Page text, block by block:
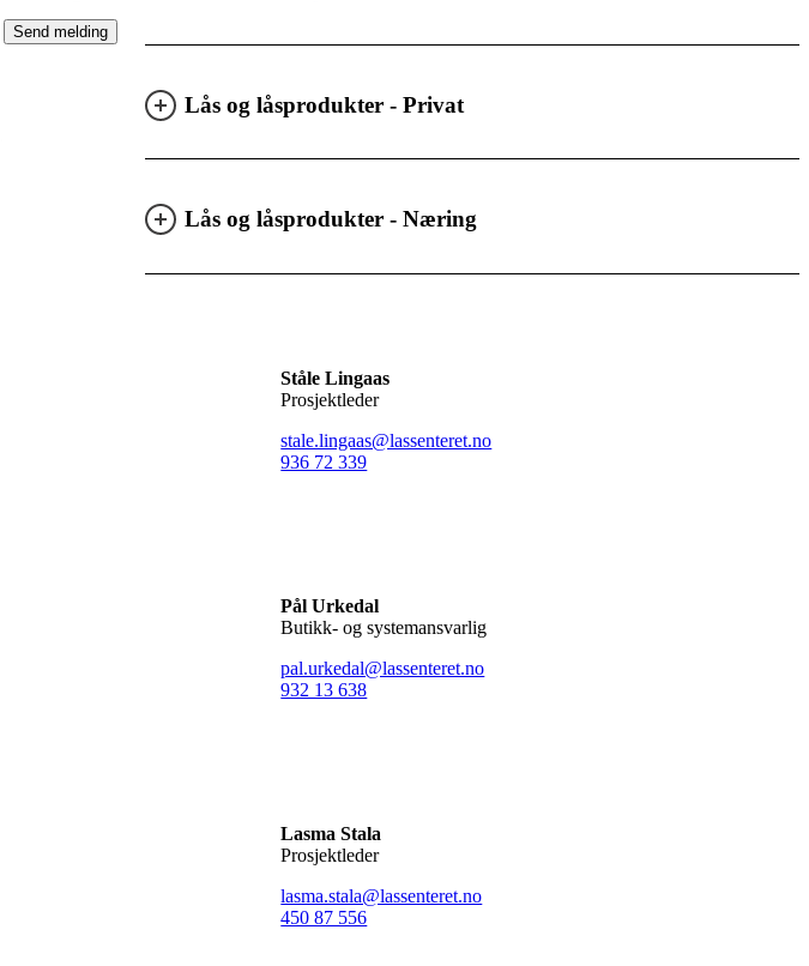
Lås og låsprodukter - Privat
Lås og låsprodukter - Næring
Ståle Lingaas
Prosjektleder
stale.lingaas@lassenteret.no
936 72 339
Pål Urkedal
Butikk- og systemansvarlig
pal.urkedal@lassenteret.no
932 13 638
Lasma Stala
Prosjektleder
lasma.stala@lassenteret.no
450 87 556